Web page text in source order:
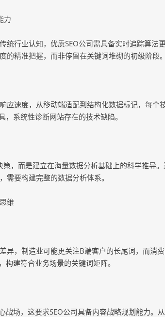
力
统行业认知，优质SEO公司需具备实时追踪算法
的精准把握，而非停留在关键词堆砌的初级阶段。
应速度，从移动端适配到结构化数据标记，每个
，系统性诊断网站存在的技术缺陷。
策，而是建立在海量数据分析基础上的科学推导
需要构建完整的数据分析体系。
维
异，制造业可能更关注B端客户的长尾词，而消
构建符合业务场景的关键词矩阵。
战场，这要求SEO公司具备内容战略规划能力。